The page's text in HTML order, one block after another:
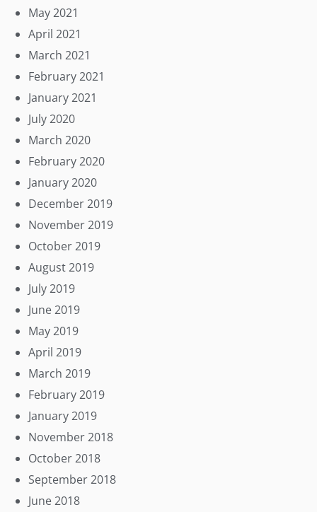
May 2021
April 2021
March 2021
February 2021
January 2021
July 2020
March 2020
February 2020
January 2020
December 2019
November 2019
October 2019
August 2019
July 2019
June 2019
May 2019
April 2019
March 2019
February 2019
January 2019
November 2018
October 2018
September 2018
June 2018